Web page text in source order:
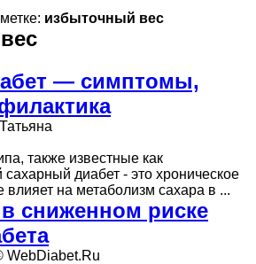
избыточный вес
— симптомы,
также известные как
диабет - это хроническое
влияет на метаболизм сахара в ...
сниженном риске
WebDiabet.Ru